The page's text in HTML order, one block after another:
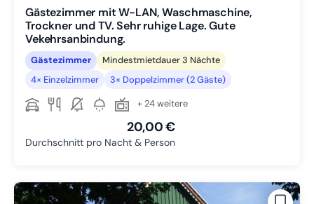
Gästezimmer mit W-LAN, Waschmaschine,
Trockner und TV. Sehr ruhige Lage. Gute
Vekehrsanbindung.
Gästezimmer
Mindestmietdauer 3 Nächte
4× Einzelzimmer
3× Doppelzimmer (2 Gäste)
+ 24 weitere
20,00 €
Durchschnitt pro Nacht & Person